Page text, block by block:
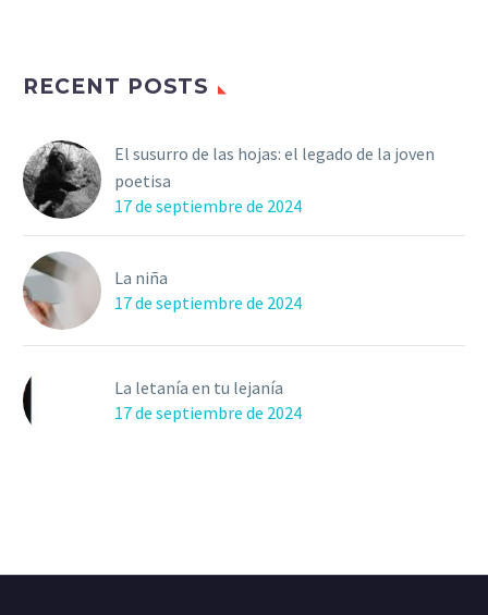
RECENT POSTS
El susurro de las hojas: el legado de la joven
poetisa
17 de septiembre de 2024
La niña
17 de septiembre de 2024
La letanía en tu lejanía
17 de septiembre de 2024